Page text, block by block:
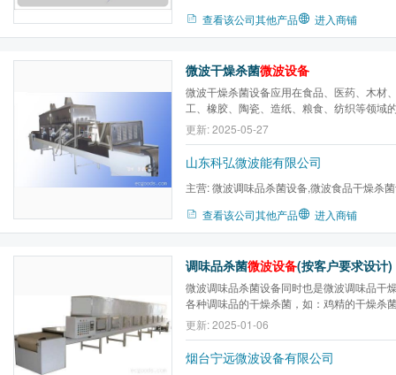
查看该公司其他产品 进入商铺
微波干燥杀菌微波设备
微波干燥杀菌设备应用在食品、医药、木材
工、橡胶、陶瓷、造纸、粮食、纺织等领域
菌。特点：在微波电磁场的作用下，被加工
时均匀发热而干燥脱水，在微波的热效应和
下进行杀菌。产品具备全自动光电防跑偏系
更新: 2025-05-27
山东科弘微波能有限公司
主营:微波调味品杀菌设备,微波食品干燥杀
查看该公司其他产品 进入商铺
调味品杀菌微波设备(按客户要求设计)
微波调味品杀菌设备同时也是微波调味品干
各种调味品的干燥杀菌，如：鸡精的干燥杀
菌、火锅调料的杀菌、方便面调料包的杀菌
更新: 2025-01-06
烟台宁远微波设备有限公司